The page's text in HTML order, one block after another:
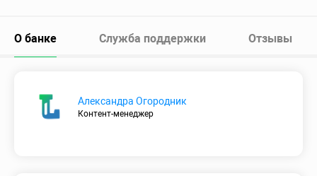
О банке Служба поддержки Отзывы
Александра Огородник
Контент-менеджер